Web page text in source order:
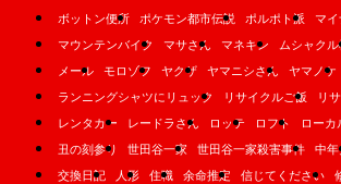
ボットン便所
ポケモン都市伝説 ポルポト派
マイ
マウンテンバイク
マサさん マネキン ムシャクル
メール
モロゾフ ヤクザ ヤマニシさん ヤマノケ
ランニングシャツにリュック
リサイクルご飯 リ
レンタカー
レードラさん ロッテ ロフト ローカ
丑の刻参り
世田谷一家 世田谷一家殺害事件 中年
交換日記
人形 住職 余命推定 信じてください